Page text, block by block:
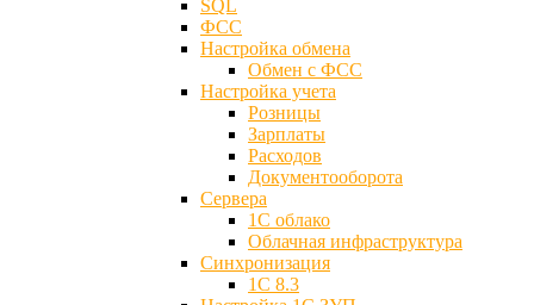
SQL
ФСС
Настройка обмена
Обмен с ФСС
Настройка учета
Розницы
Зарплаты
Расходов
Документооборота
Сервера
1С облако
Облачная инфраструктура
Синхронизация
1С 8.3